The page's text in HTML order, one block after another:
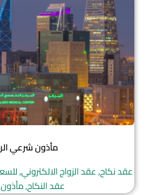
مأذون شرعي
عقد نكاح, عقد الزواج الالكتروني,
عقد النكاح,